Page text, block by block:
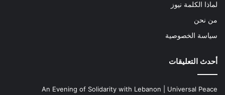
لماذا الكلمة نيوز
من نحن
سياسة الخصوصية
أحدث التعليقات
An Evening of Solidarity with Lebanon | Universal Peace